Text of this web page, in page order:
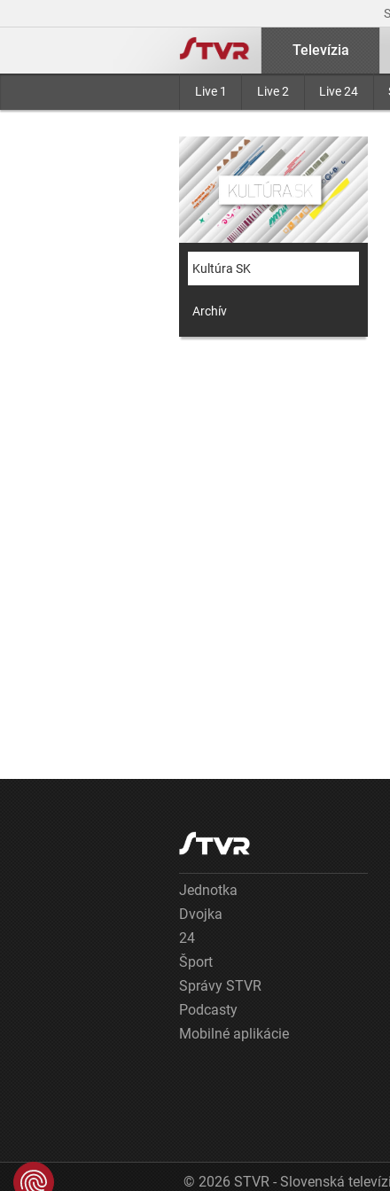
Televízia
Live 1 Live 2 Live 24
Kultúra SK
Archív
Jednotka
Dvojka
24
Šport
Správy STVR
Podcasty
Mobilné aplikácie
© 2026 STVR - Slovenská